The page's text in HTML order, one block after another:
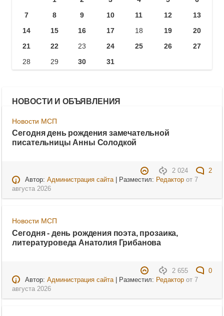
7
8 9 10 11 12
13
14
15 16 17 18 19
20
21
22 23 24 25 26
27
28
29 30 31
НОВОСТИ И ОБЪЯВЛЕНИЯ
Новости МСП
Сегодня день рождения замечательной
писательницы Анны Солодкой
2 024
2
Автор: Администрация сайта| Разместил: Редакторот 7
августа 2026
Новости МСП
Сегодня - день рождения поэта, прозаика,
литературоведа Анатолия Грибанова
2 655
0
Автор: Администрация сайта| Разместил: Редакторот 7
августа 2026